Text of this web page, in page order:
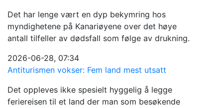
Det har lenge vært en dyp bekymring hos
myndighetene på Kanariøyene over det høye
antall tilfeller av dødsfall som følge av drukning.
2026-06-28, 07:34
Antiturismen vokser: Fem land mest utsatt
Det oppleves ikke spesielt hyggelig å legge
feriereisen til et land der man som besøkende